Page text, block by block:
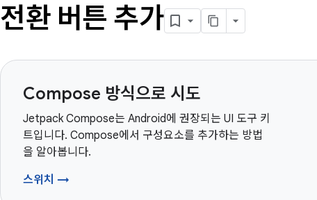
전환 버튼 추가
Compose 방식으로 시도
Jetpack Compose는 Android에 권장되는 UI 도구 키
트입니다. Compose에서 구성요소를 추가하는 방법
을 알아봅니다.
스위치 →